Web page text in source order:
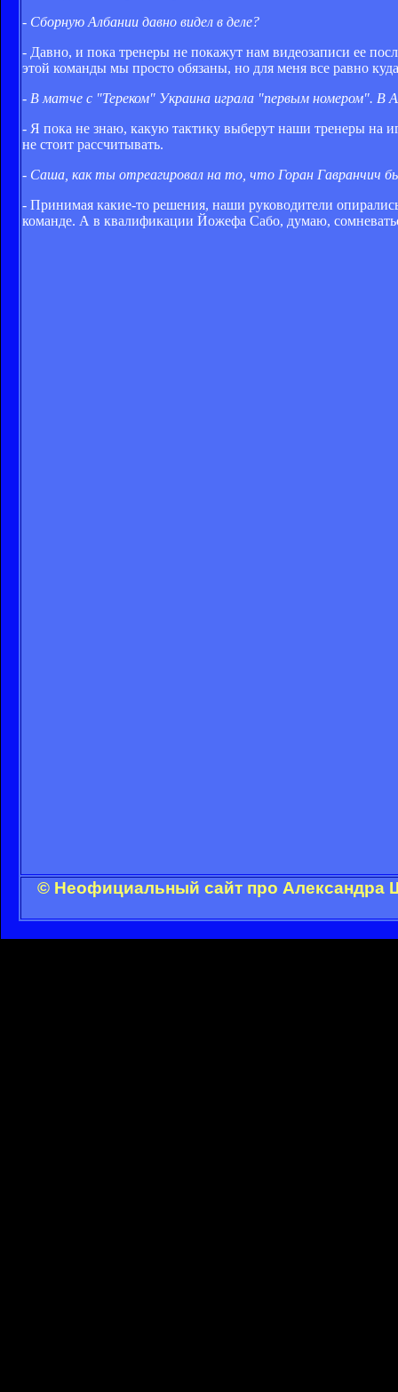
- Сборную Албании давно видел в деле?
- Давно, и пока тренеры не покажут нам видеозаписи ее
этой команды мы просто обязаны, но для меня все равно
- В матче с "Тереком" Украина играла "первым номером".
- Я пока не знаю, какую тактику выберут наши тренеры на
не стоит рассчитывать.
- Саша, как ты отреагировал на то, что Горан Гавранчич
- Принимая какие-то решения, наши руководители
команде. А в квалификации Йожефа Сабо, думаю,
© Неофициальный сайт про Александра